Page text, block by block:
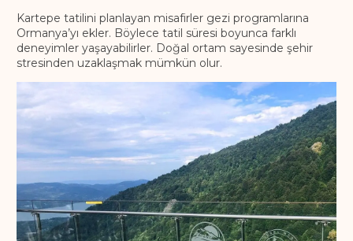
Kartepe tatilini planlayan misafirler gezi programlarına
Ormanya’yı ekler. Böylece tatil süresi boyunca farklı
deneyimler yaşayabilirler. Doğal ortam sayesinde şehir
stresinden uzaklaşmak mümkün olur.